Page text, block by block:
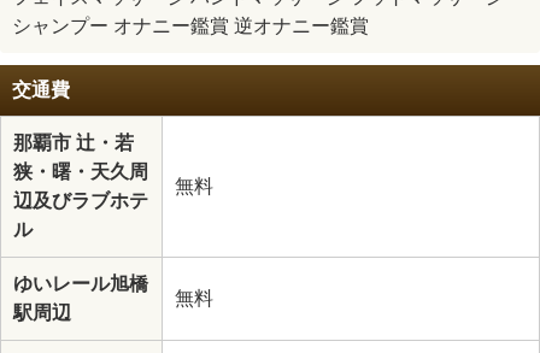
シャンプー オナニー鑑賞 逆オナニー鑑賞
交通費
那覇市 辻・若
狭・曙・天久周
辺及びラブホテ
ル
無料
ゆいレール旭橋
駅周辺
無料